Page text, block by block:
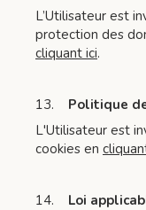
L’Utilisateur est
protection des
cliquant ici.
13.
Politique
L'Utilisateur est
cookies en
14.
Loi